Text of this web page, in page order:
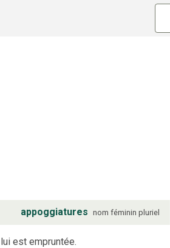
appoggiatures nom féminin pluriel
est empruntée.